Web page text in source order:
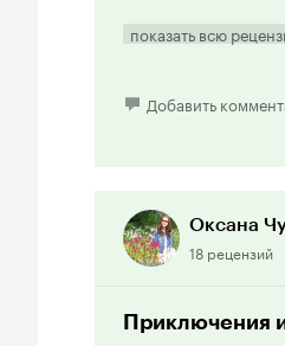
показывает такой
Приезжий
актер Стефано
оттеняет её.
и метущейся
сопереживать
показать всю
Добавить
Оксана
18 рецензий
Приключения